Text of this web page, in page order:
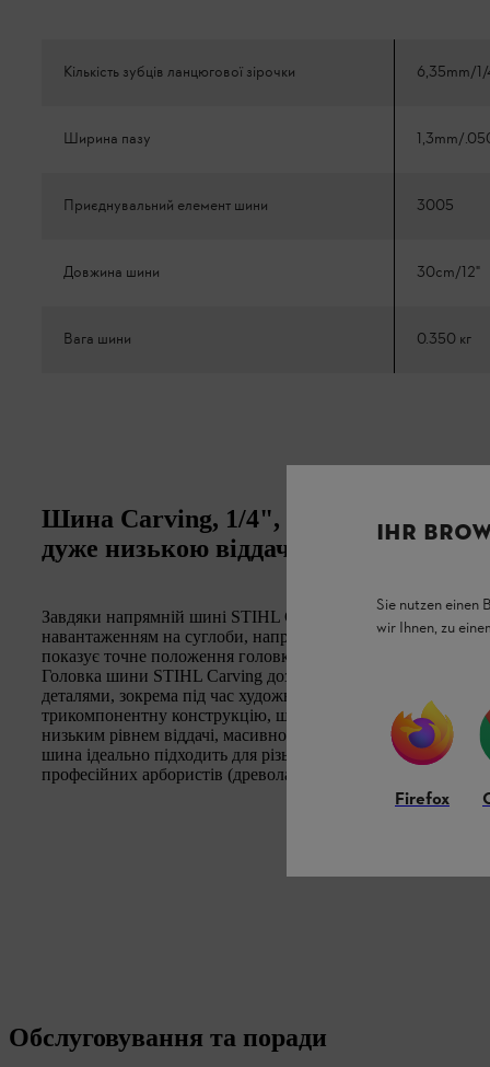
Кількість зубців ланцюгової зірочки 6,35mm/1/
Ширина пазу 1,3mm/
Приєднувальний елемент шини 3005
Довжина шини 30cm/12"
Вага шини 0.350 кг
Шина Carving, 1/4", 1,3 мм:
дуже низькою віддачею
Завдяки напрямній шині STIHL Carving, 1/4", 1,3 мм ви
навантаженням на суглоби, наприклад, з
бензопилою
показує точне положення головки, що допомагає
Головка шини STIHL Carving дозволяє вирізати дуже малі
деталями, зокрема під час художнього різьблення по
трикомпонентну конструкцію, ширину паза 1,3 мм і
низьким рівнем віддачі, масивному стелітовому
шина ідеально підходить для різьблення ланцюговою
професійних арбористів (древолазів).
Обслуговування та поради
IHR
Sie nutzen einen
wir Ihnen, zu
Firefox